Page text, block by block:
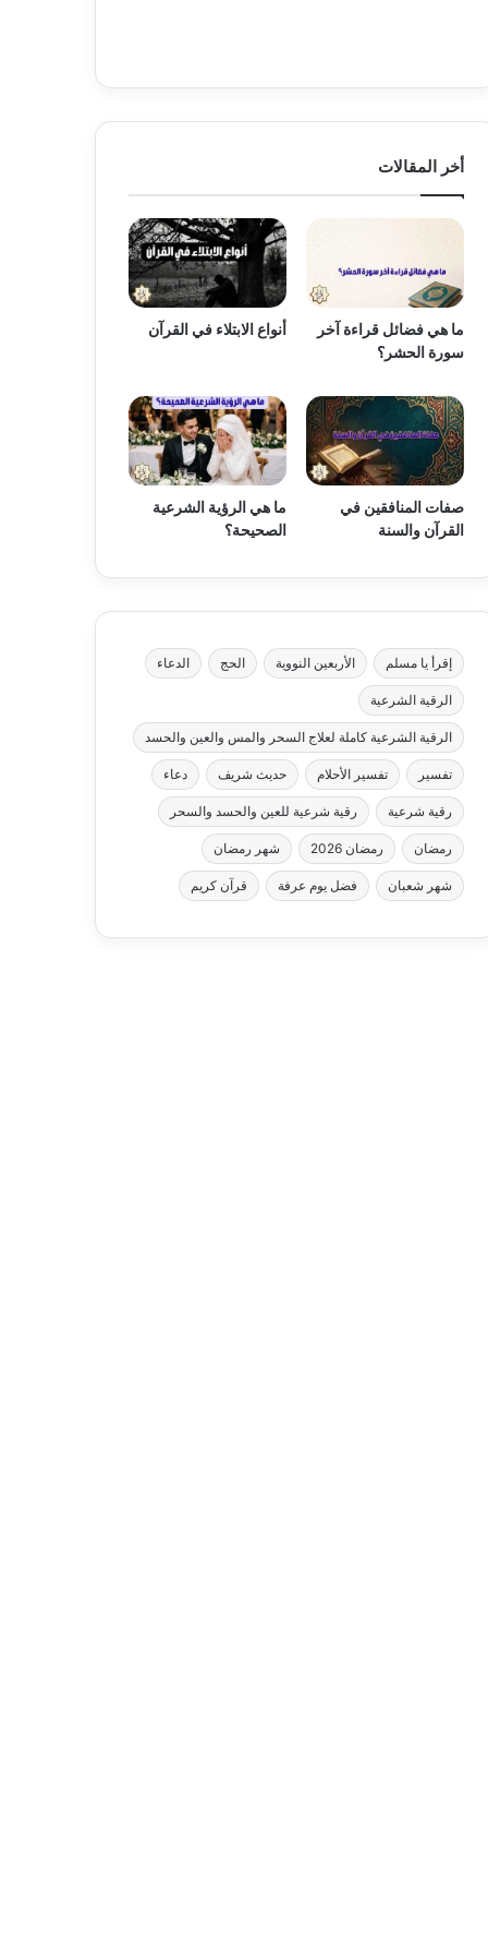
أخر المقالات
ما هي فضائل قراءة آخر
سورة الحشر؟
أنواع الابتلاء في القرآن
صفات المنافقين في
القرآن والسنة
ما هي الرؤية الشرعية
الصحيحة؟
إقرأ يا مسلم الأربعين النووية الحج الدعاء
الرقية الشرعية
الرقية الشرعية كاملة لعلاج السحر والمس والعين والحسد
تفسير تفسير الأحلام حديث شريف دعاء
رقية شرعية رقية شرعية للعين والحسد والسحر
رمضان رمضان 2026 شهر رمضان
شهر شعبان فضل يوم عرفة قرآن كريم